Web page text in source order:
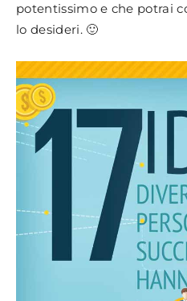
potentissimo e che potrai
lo desideri. 🙂